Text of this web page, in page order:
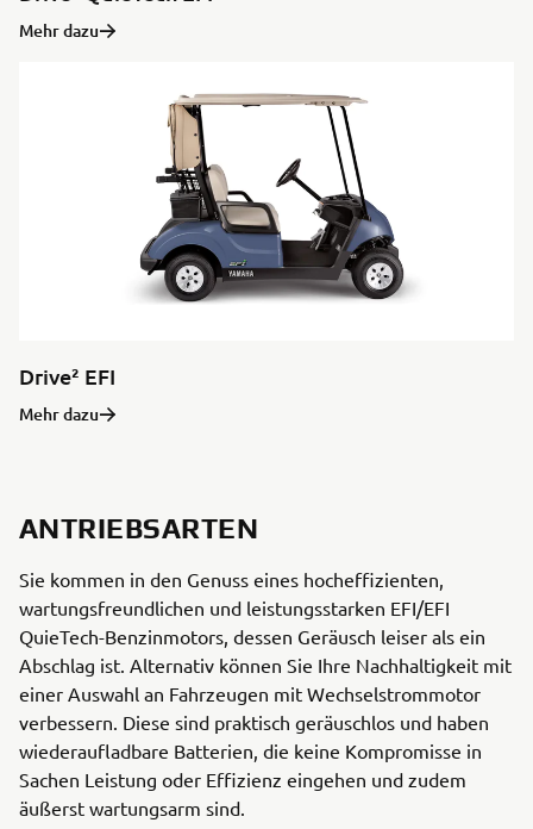
Mehr dazu
Drive² EFI
Mehr dazu
ANTRIEBSARTEN
Sie kommen in den Genuss eines hocheffizienten,
wartungsfreundlichen und leistungsstarken EFI/EFI
QuieTech-Benzinmotors, dessen Geräusch leiser als ein
Abschlag ist. Alternativ können Sie Ihre Nachhaltigkeit mit
einer Auswahl an Fahrzeugen mit Wechselstrommotor
verbessern. Diese sind praktisch geräuschlos und haben
wiederaufladbare Batterien, die keine Kompromisse in
Sachen Leistung oder Effizienz eingehen und zudem
äußerst wartungsarm sind.